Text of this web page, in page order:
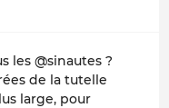
les @sinautes ?
de la tutelle
large, pour